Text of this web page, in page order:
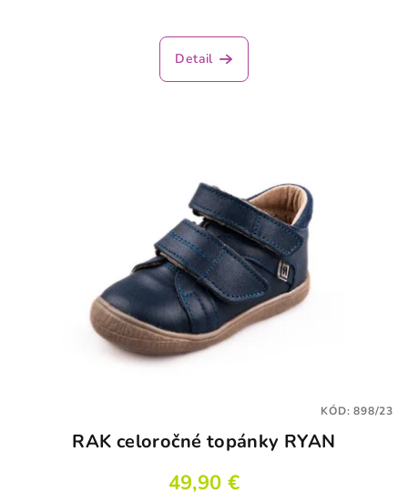
Detail
RAK celoročné topánky RYAN
49,90 €
KÓD:898/23